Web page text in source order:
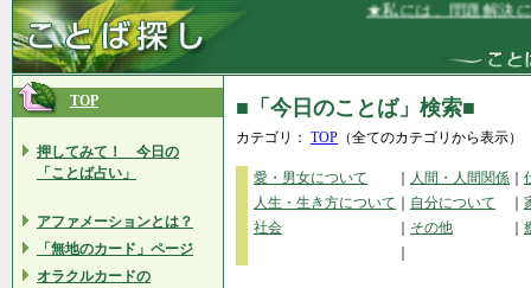
★私には、問題解決に必
TOP
押してみて！ 今日の
「ことば占い」
アファメーションとは？
「無地のカード」ページ
オラクルカードの
■「今日のことば」検索■
カテゴリ： TOP （全てのカテゴリから表示）
愛・男女について 人間・人間関係
人生・生き方について
自分について
社会
その他